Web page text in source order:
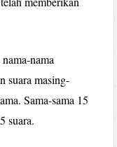
nama
suara masing-
Sama-sama 15
suara.